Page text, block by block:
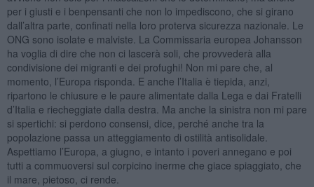
per i giusti e i benpensanti che non lo impediscono, che si girano
dall’altra parte, confinati nella loro proterva sicurezza nazionale. Le
ONG sono isolate e malviste. La Commissaria europea Johansson
ha voglia di dire che non ci lascerà soli, che provvederà alla
condivisione dei migranti e dei profughi! Non mi pare che, al
momento, l’Europa risponda. E anche l’Italia è tiepida, anzi,
ripartono le chiusure e le paure alimentate dalla Lega e dai Fratelli
d’Italia e riecheggiate dalla destra. Ma anche la sinistra non mi pare
si spertichi: si perdono consensi, dice, perché anche tra la
popolazione passa un atteggiamento di ostilità antisolidale.
Aspettiamo l’Europa, a giugno, e intanto i poveri annegano e poi
tutti a commuoversi sul corpicino inerme che giace spiaggiato, che
il mare, pietoso, ci rende.